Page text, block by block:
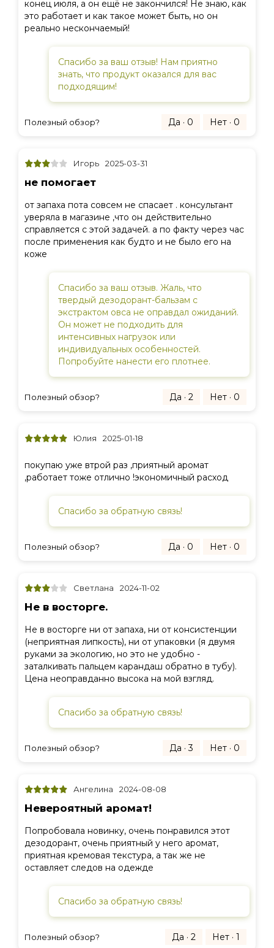
конец июля, а он ещё не закончился! Не знаю, как
это работает и как такое может быть, но он
реально нескончаемый!
Спасибо за ваш отзыв! Нам приятно
знать, что продукт оказался для вас
подходящим!
Полезный обзор? Да · 0 Нет · 0
Игорь 2025-03-31
не помогает
от запаха пота совсем не спасает . консультант
уверяла в магазине ,что он действительно
справляется с этой задачей. а по факту через час
после применения как будто и не было его на
коже
Спасибо за ваш отзыв. Жаль, что
твердый дезодорант-бальзам с
экстрактом овса не оправдал ожиданий.
Он может не подходить для
интенсивных нагрузок или
индивидуальных особенностей.
Попробуйте нанести его плотнее.
Полезный обзор? Да · 2 Нет · 0
Юлия 2025-01-18
покупаю уже втрой раз ,приятный аромат
,работает тоже отлично !экономичный расход
Спасибо за обратную связь!
Полезный обзор? Да · 0 Нет · 0
Светлана 2024-11-02
Не в восторге.
Не в восторге ни от запаха, ни от консистенции
(неприятная липкость), ни от упаковки (я двумя
руками за экологию, но это не удобно -
заталкивать пальцем карандаш обратно в тубу).
Цена неоправданно высока на мой взгляд.
Спасибо за обратную связь!
Полезный обзор? Да · 3 Нет · 0
Ангелина 2024-08-08
Невероятный аромат!
Попробовала новинку, очень понравился этот
дезодорант, очень приятный у него аромат,
приятная кремовая текстура, а так же не
оставляет следов на одежде
Спасибо за обратную связь!
Полезный обзор? Да · 2 Нет · 1